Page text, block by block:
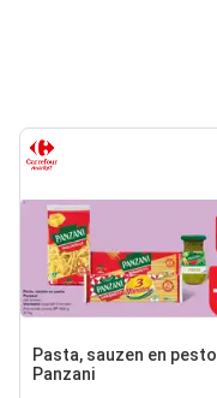
Pasta, sauzen en pesto
Panzani